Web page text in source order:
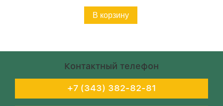
В корзину
Контактный телефон
+7 (343) 382-82-81